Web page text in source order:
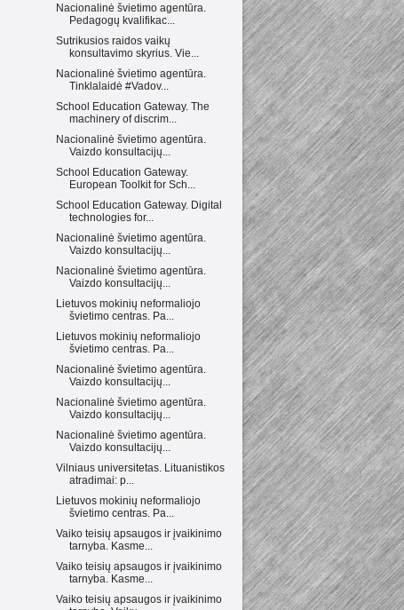
Nacionalinė švietimo agentūra.
Pedagogų kvalifikac...
Sutrikusios raidos vaikų
konsultavimo skyrius. Vie...
Nacionalinė švietimo agentūra.
Tinklalaidė #Vadov...
School Education Gateway. The
machinery of discrim...
Nacionalinė švietimo agentūra.
Vaizdo konsultacijų...
School Education Gateway.
European Toolkit for Sch...
School Education Gateway. Digital
technologies for...
Nacionalinė švietimo agentūra.
Vaizdo konsultacijų...
Nacionalinė švietimo agentūra.
Vaizdo konsultacijų...
Lietuvos mokinių neformaliojo
švietimo centras. Pa...
Lietuvos mokinių neformaliojo
švietimo centras. Pa...
Nacionalinė švietimo agentūra.
Vaizdo konsultacijų...
Nacionalinė švietimo agentūra.
Vaizdo konsultacijų...
Nacionalinė švietimo agentūra.
Vaizdo konsultacijų...
Vilniaus universitetas. Lituanistikos
atradimai: p...
Lietuvos mokinių neformaliojo
švietimo centras. Pa...
Vaiko teisių apsaugos ir įvaikinimo
tarnyba. Kasme...
Vaiko teisių apsaugos ir įvaikinimo
tarnyba. Kasme...
Vaiko teisių apsaugos ir įvaikinimo